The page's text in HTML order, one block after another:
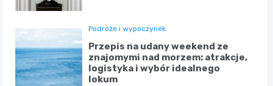
Podróże i wypoczynek
Przepis na udany weekend ze
znajomymi nad morzem: atrakcje,
logistyka i wybór idealnego
lokum